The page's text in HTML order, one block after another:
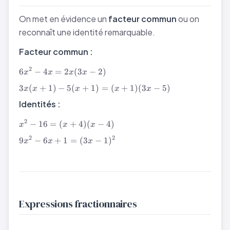
On met en évidence un facteur communou on
reconnaît une identité remarquable.
Facteur commun :
6x^2
=
2x(3x
- 2)
6x2 − 4x = 2x(3x − 2)
3x(x+1)
5(x+1)
= (x+1)
(3x-5)
3x(x + 1) − 5(x + 1) = (x + 1)(3x − 5)
Identités :
x^2 -
(x+4)
x2 − 16 = (x + 4)(x − 4)
9x^2
9x2 − 6x + 1 = (3x − 1)2
Expressions fractionnaires